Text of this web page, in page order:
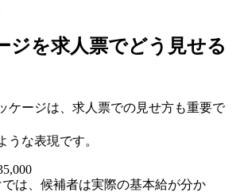
ジを求人票でどう見せる
ケージは、求人票での見せ方も重要で
うな表現です。
は、候補者は実際の基本給が分か